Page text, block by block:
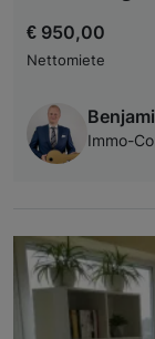
€ 950,00
Nettomiete
Immo-